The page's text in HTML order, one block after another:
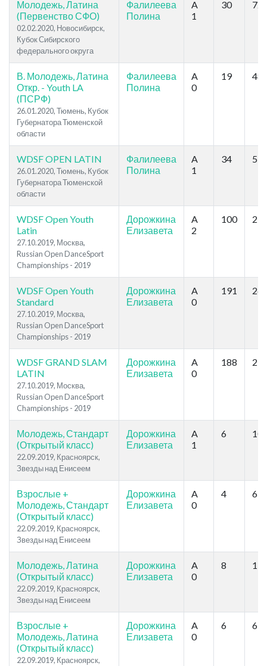
Молодежь, Латина
(Первенство СФО)
02.02.2020, Новосибирск,
Кубок Сибирского
федерального округа
Фалилеева
Полина
A
1
30 72
В. Молодежь, Латина
Откр. - Youth LA
(ПСРФ)
26.01.2020, Тюмень, Кубок
Губернатора Тюменской
области
Фалилеева
Полина
A
0
19 48
WDSF OPEN LATIN
26.01.2020, Тюмень, Кубок
Губернатора Тюменской
области
Фалилеева
Полина
A
1
34 53
WDSF Open Youth
Latin
27.10.2019, Москва,
Russian Open DanceSport
Championships - 2019
Дорожкина
Елизавета
A
2
100
WDSF Open Youth
Standard
27.10.2019, Москва,
Russian Open DanceSport
Championships - 2019
Дорожкина
Елизавета
A
0
191
WDSF GRAND SLAM
LATIN
27.10.2019, Москва,
Russian Open DanceSport
Championships - 2019
Дорожкина
Елизавета
A
0
188
Молодежь, Стандарт
(Открытый класс)
22.09.2019, Красноярск,
Звезды над Енисеем
Дорожкина
Елизавета
A
1
6 10
Взрослые +
Молодежь, Стандарт
(Открытый класс)
22.09.2019, Красноярск,
Звезды над Енисеем
Дорожкина
Елизавета
A
0
4 6
Молодежь, Латина
(Открытый класс)
22.09.2019, Красноярск,
Звезды над Енисеем
Дорожкина
Елизавета
A
0
8 15
Взрослые +
Молодежь, Латина
(Открытый класс)
22.09.2019, Красноярск,
Дорожкина
Елизавета
A
0
6 6